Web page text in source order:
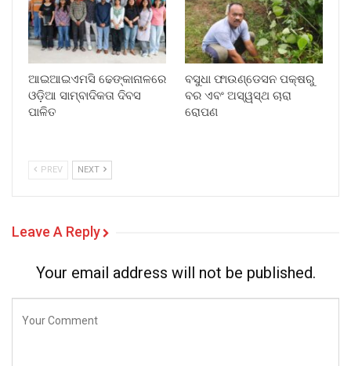
ଆଇଆଇଏମସି ଢେଙ୍କାନାଳରେ
ଓଡ଼ିଆ ସାମ୍ବାଦିକତା ଦିବସ
ପାଳିତ
ବସୁଧା ଫାଉଣ୍ଡେସନ ପକ୍ଷରୁ
ବର ଏବଂ ଅସ୍ୱସ୍ଥ ଚାରା
ରୋପଣ
PREV NEXT
Leave A Reply
Your email address will not be published.